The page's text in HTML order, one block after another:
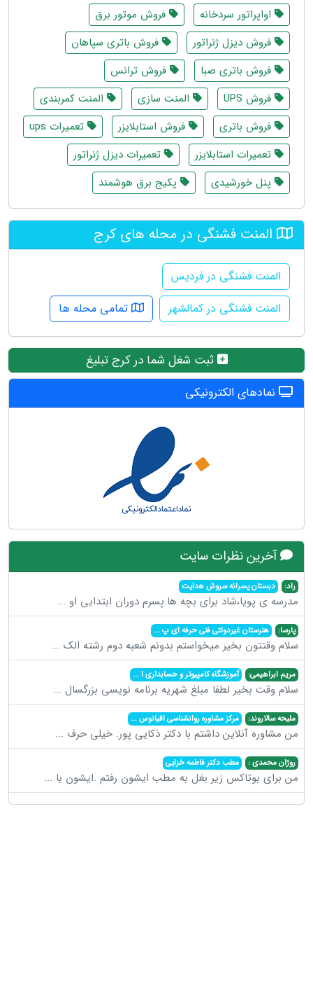
اواپراتور سردخانه
فروش موتور برق
فروش دیزل ژنراتور
فروش باتری سپاهان
فروش باتری صبا
فروش ترانس
فروش UPS
المنت سازی
المنت کمربندی
فروش باتری
فروش استابلایزر
تعمیرات ups
تعمیرات استابلایزر
تعمیرات دیزل ژنراتور
پنل خورشیدی
پکیج برق هوشمند
المنت فشنگی در محله های کرج
المنت فشنگی در فردیس
المنت فشنگی در کمالشهر
تمامی محله ها
ثبت شغل شما در کرج تبلیغ
نمادهای الکترونیکی
آخرین نظرات سایت
راد: دبستان پسرانه سروش هدایت
مدرسه ی پویا،شاد برای بچه ها.پسرم دوران ابتدایی او ...
پارسا: هنرستان غیردولتی فنی حرفه ای پ...
سلام وقتتون بخیر میخواستم بدونم شعبه دوم رشته الک ...
مریم ابراهیمی: آموزشگاه کامپیوتر و حسابداری ا...
سلام وقت بخیر لطفا مبلغ شهریه برنامه نویسی بزرگسال ...
ملیحه سالاروند: مرکز مشاوره روانشناسی اقیانوس...
من مشاوره آنلاین داشتم با دکتر ذکایی پور. خیلی حرف ...
روژان محمدی : مطب دکتر فاطمه خزایی
من برای بوتاکس زیر بغل به مطب ایشون رفتم .ایشون با ...